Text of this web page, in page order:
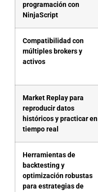
programación con
NinjaScript
Compatibilidad con
múltiples brokers y
activos
Market Replay para
reproducir datos
históricos y practicar en
tiempo real
Herramientas de
backtesting y
optimización robustas
para estrategias de